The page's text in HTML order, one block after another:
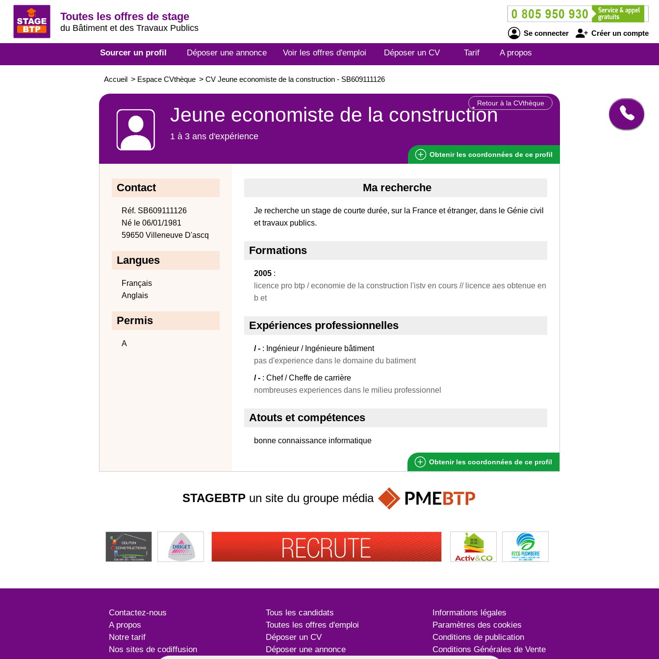
Toutes les offres de stage
du Bâtiment et des Travaux Publics
Se connecter Créer un compte
Sourcer un profil Déposer une annonce Voir les offres d'emploi Déposer un CV Tarif A propos
Accueil > Espace CVthèque > CV Jeune economiste de la construction - SB609111126
Retour à la CVthèque
Jeune economiste de la construction
1 à 3 ans d'expérience
Obtenir les coordonnées de ce profil
Contact
Réf. SB609111126
Né le 06/01/1981
59650 Villeneuve D'ascq
Langues
Français
Anglais
Permis
A
Ma recherche
Je recherche un stage de courte durée, sur la France et étranger, dans le Génie civil
et travaux publics.
Formations
2005 :
licence pro btp / economie de la construction l'istv en cours // licence aes obtenue en
b et
Expériences professionnelles
/ - : Ingénieur / Ingénieure bâtiment
pas d'experience dans le domaine du batiment
/ - : Chef / Cheffe de carrière
nombreuses experiences dans le milieu professionnel
Atouts et compétences
bonne connaissance informatique
Obtenir les coordonnées de ce profil
STAGEBTP un site du groupe média
Contactez-nous
A propos
Notre tarif
Nos sites de codiffusion
Tous les candidats
Toutes les offres d'emploi
Déposer un CV
Déposer une annonce
Informations légales
Paramètres des cookies
Conditions de publication
Conditions Générales de Vente